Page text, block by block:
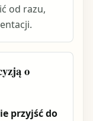
od razu,
o
przyjść do